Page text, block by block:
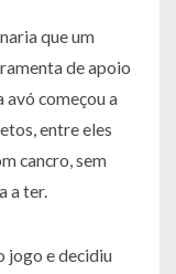
que um
de apoio
avó começou a
entre eles
cancro, sem
a ter.
jogo e decidiu